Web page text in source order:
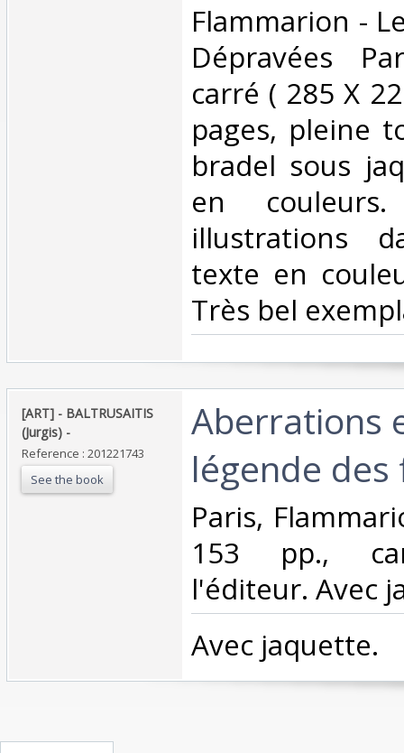
‎Flammarion -
Dépravées
carré ( 285 X
pages, pleine
bradel sous
en couleurs.
illustrations
texte en
Très bel
‎[ART] - BALTRUSAITIS
(Jurgis) - ‎
Reference : 201221743
See the book
‎Aberrations
légende
‎Paris,
153 pp.,
l'éditeur. Avec
‎Avec jaquette.‎